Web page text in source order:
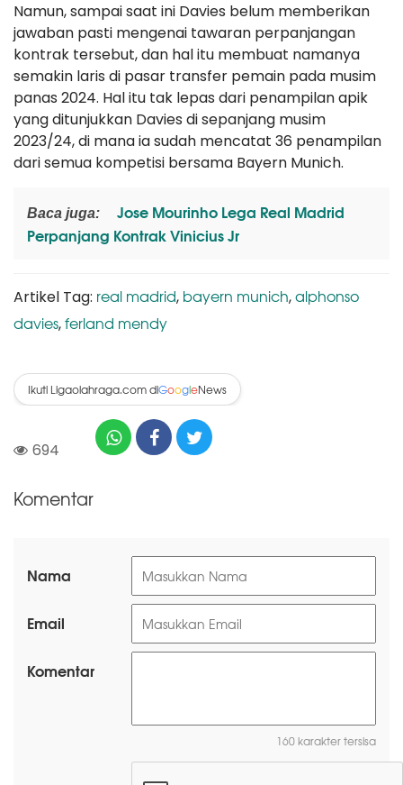
Namun, sampai saat ini Davies belum memberikan
jawaban pasti mengenai tawaran perpanjangan
kontrak tersebut, dan hal itu membuat namanya
semakin laris di pasar transfer pemain pada musim
panas 2024. Hal itu tak lepas dari penampilan apik
yang ditunjukkan Davies di sepanjang musim
2023/24, di mana ia sudah mencatat 36 penampilan
dari semua kompetisi bersama Bayern Munich.
Baca juga:
Jose Mourinho Lega Real Madrid
Perpanjang Kontrak Vinicius Jr
Artikel Tag: real madrid, bayern munich,alphonso
davies,ferland mendy
Ikuti Ligaolahraga.com diGoogleNews
694
Komentar
Nama
Email
Komentar
160 karakter tersisa